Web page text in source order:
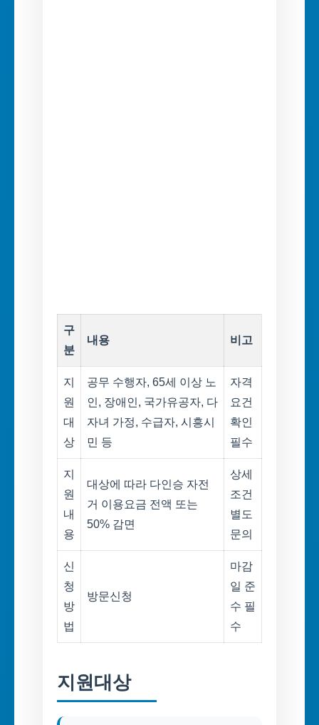
구
분
내용 비고
지
원
대
상
공무 수행자, 65세 이상 노
인, 장애인, 국가유공자, 다
자녀 가정, 수급자, 시흥시
민 등
자격
요건
확인
필수
지
원
내
용
대상에 따라 다인승 자전
거 이용요금 전액 또는
50% 감면
상세
조건
별도
문의
신
청
방
법
방문신청
마감
일 준
수 필
수
지원대상